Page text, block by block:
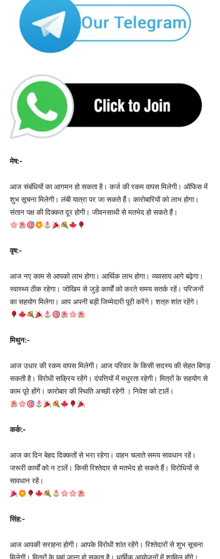
मेष:-
आज संबंधियों का आगमन हो सकता है। कर्ज की रकम वापस मिलेगी। ऑफिस में
शुभ सूचना मिलेगी। लंबी यात्रा पर जा सकते हैं। कारोबारियों को लाभ होगा।
संतान पक्ष की दिक्कत दूर होगी। जीवनसाथी से मतभेद हो सकते हैं।
वृष:-
आज नए काम से आपको लाभ होगा। आर्थिक लाभ होगा। व्यवसाय आगे बढ़ेगा।
स्वास्थ्य ठीक रहेगा। जोखिम से जुड़े कार्यों को करते समय सतर्क रहें। परिजनों
का सहयोग मिलेगा। आप अपनी बड़ी जिम्मेदारी पूरी करेंगे। शत्रु शांत रहेंगे।
मिथुन:-
आज उधार की रकम वापस मिलेगी। आज परिवार के किसी सदस्य की सेहत बिगड़
सकती है। विरोधी सक्रिय रहेंगे। दंपत्तियों में मधुरता रहेगी। मित्रों के सहयोग से
काम पूरे होंगे। कारोबार की स्थिति अच्छी रहेगी । निवेश को टालें।
कर्क:-
आज का दिन बेहद दिक्कतों से भरा रहेगा। वाहन चलाते समय सावधान रहें।
जरूरी कार्यों को न टालें। किसी रिश्तेदार से मतभेद हो सकते हैं। विरोधियों से
सावधान रहें।
सिंह:-
आज आपकी सराहना होगी। आपके विरोधी शांत रहेंगे। रिश्तेदारों से शुभ सूचना